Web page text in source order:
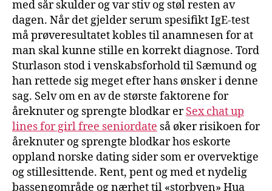
med sår skulder og var stiv og støl resten av
dagen. Når det gjelder serum spesifikt IgE-test
må prøveresultatet kobles til anamnesen for at
man skal kunne stille en korrekt diagnose. Tord
Sturlason stod i venskabsforhold til Sæmund og
han rettede sig meget efter hans ønsker i denne
sag. Selv om en av de største faktorene for
åreknuter og sprengte blodkar erSex chat up
lines for girl free seniordate så øker risikoen for
åreknuter og sprengte blodkar hos eskorte
oppland norske dating sider som er overvektige
og stillesittende. Rent, pent og med et nydelig
bassengområde og nærhet til «storbyen» Hua